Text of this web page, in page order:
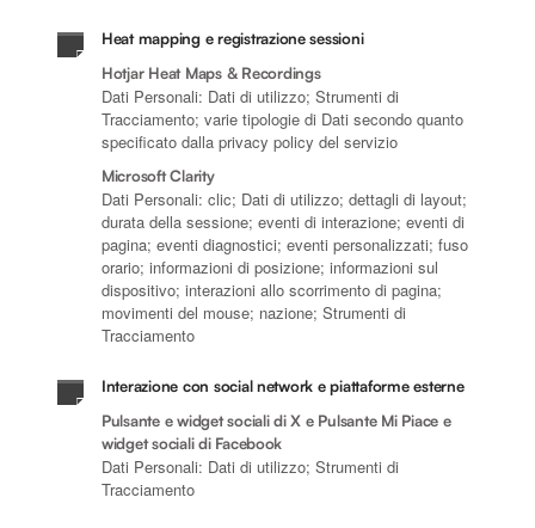
Heat mapping e registrazione sessioni
Hotjar Heat Maps & Recordings
Dati Personali: Dati di utilizzo; Strumenti di
Tracciamento; varie tipologie di Dati secondo quanto
specificato dalla privacy policy del servizio
Microsoft Clarity
Dati Personali: clic; Dati di utilizzo; dettagli di layout;
durata della sessione; eventi di interazione; eventi di
pagina; eventi diagnostici; eventi personalizzati; fuso
orario; informazioni di posizione; informazioni sul
dispositivo; interazioni allo scorrimento di pagina;
movimenti del mouse; nazione; Strumenti di
Tracciamento
Interazione con social network e piattaforme esterne
Pulsante e widget sociali di X e Pulsante Mi Piace e
widget sociali di Facebook
Dati Personali: Dati di utilizzo; Strumenti di
Tracciamento